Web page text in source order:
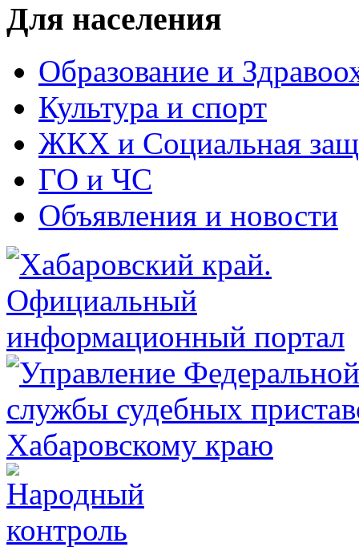
Для населения
Образование и
Культура и спорт
ЖКХ и Социальная
ГО и ЧС
Объявления и новости